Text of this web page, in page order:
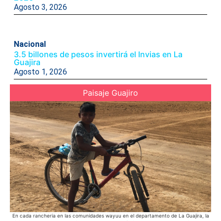
Agosto 3, 2026
Nacional
3.5 billones de pesos invertirá el Invias en La
Guajira
Agosto 1, 2026
Paisaje Guajiro
En cada rancheria en las comunidades wayuu en el departamento de La Guajira, la